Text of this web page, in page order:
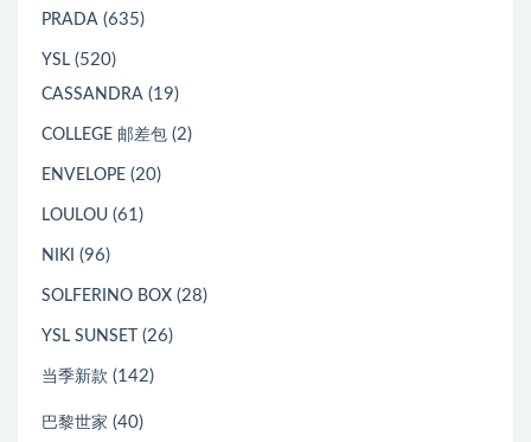
PRADA (635)
YSL (520)
CASSANDRA (19)
COLLEGE 邮差包 (2)
ENVELOPE (20)
LOULOU (61)
NIKI (96)
SOLFERINO BOX (28)
YSL SUNSET (26)
当季新款 (142)
巴黎世家 (40)